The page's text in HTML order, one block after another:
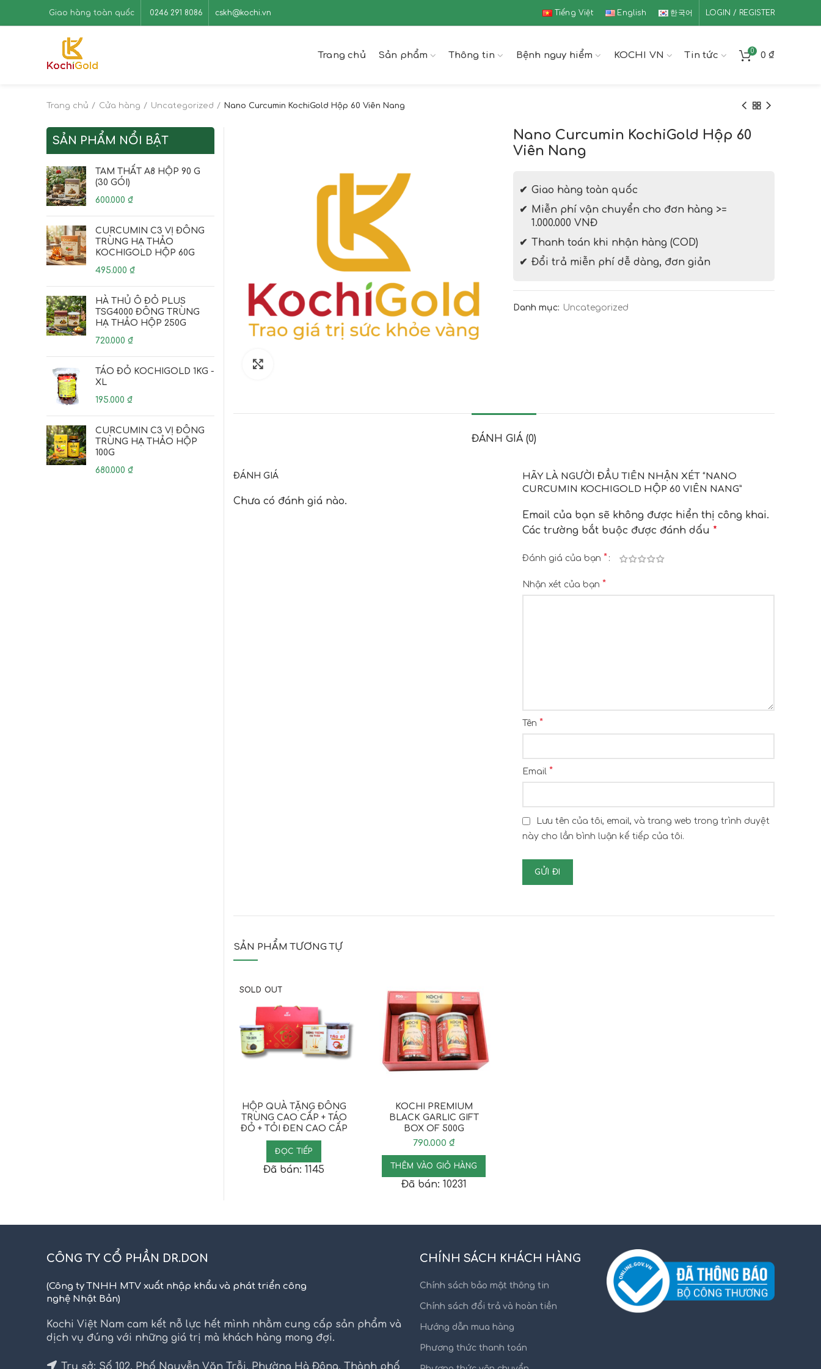
Giao hàng toàn quốc 0246 291 8086 cskh@kochi.vn Tiếng Việt English 한국어 LOGIN / REGISTER
Trang chủ Sản phẩm Thông tin Bệnh nguy hiểm KOCHI VN Tin tức 0 0 ₫
Trang chủ Cửa hàng Uncategorized Nano Curcumin KochiGold Hộp 60 Viên Nang
Nano Curcumin KochiGold Hộp 60
Viên Nang
Giao hàng toàn quốc
Miễn phí vận chuyển cho đơn hàng >=
1.000.000 VNĐ
Thanh toán khi nhận hàng (COD)
Đổi trả miễn phí dễ dàng, đơn giản
Danh mục: Uncategorized
ĐÁNH GIÁ (0)
ĐÁNH GIÁ
Chưa có đánh giá nào.
HÃY LÀ NGƯỜI ĐẦU TIÊN NHẬN XÉT “NANO
CURCUMIN KOCHIGOLD HỘP 60 VIÊN NANG”
Email của bạn sẽ không được hiển thị công khai.
Các trường bắt buộc được đánh dấu *
Đánh giá của bạn *
Nhận xét của bạn *
Tên *
Email *
Lưu tên của tôi, email, và trang web trong trình duyệt
này cho lần bình luận kế tiếp của tôi.
SẢN PHẨM TƯƠNG TỰ
SOLD OUT
HỘP QUÀ TẶNG ĐÔNG
TRÙNG CAO CẤP + TÁO
ĐỎ + TỎI ĐEN CAO CẤP
ĐỌC TIẾP
Đã bán: 1145
KOCHI PREMIUM
BLACK GARLIC GIFT
BOX OF 500G
790.000 ₫
THÊM VÀO GIỎ HÀNG
Đã bán: 10231
SẢN PHẨM NỔI BẬT
TAM THẤT A8 HỘP 90 G
(30 GÓI)
600.000 ₫
CURCUMIN C3 VỊ ĐÔNG
TRÙNG HẠ THẢO
KOCHIGOLD HỘP 60G
495.000 ₫
HÀ THỦ Ô ĐỎ PLUS
TSG4000 ĐÔNG TRÙNG
HẠ THẢO HỘP 250G
720.000 ₫
TÁO ĐỎ KOCHIGOLD 1KG -
XL
195.000 ₫
CURCUMIN C3 VỊ ĐÔNG
TRÙNG HẠ THẢO HỘP
100G
680.000 ₫
CÔNG TY CỔ PHẦN DR.DON
(Công ty TNHH MTV xuất nhập khẩu và phát triển công
nghệ Nhật Bản)
Kochi Việt Nam cam kết nỗ lực hết mình nhằm cung cấp sản phẩm và
dịch vụ đúng với những giá trị mà khách hàng mong đợi.
Trụ sở: Số 102, Phố Nguyễn Văn Trỗi, Phường Hà Đông, Thành phố
CHÍNH SÁCH KHÁCH HÀNG
Chính sách bảo mật thông tin
Chính sách đổi trả và hoàn tiền
Hướng dẫn mua hàng
Phương thức thanh toán